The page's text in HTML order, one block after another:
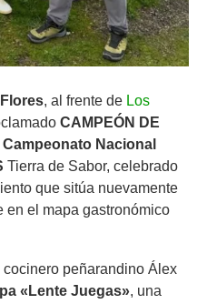
, al frente de Los
CAMPEÓN DE
Campeonato Nacional
Tierra de Sabor, celebrado
que sitúa nuevamente
en el mapa gastronómico
peñarandino Álex
«Lente Juegas», una